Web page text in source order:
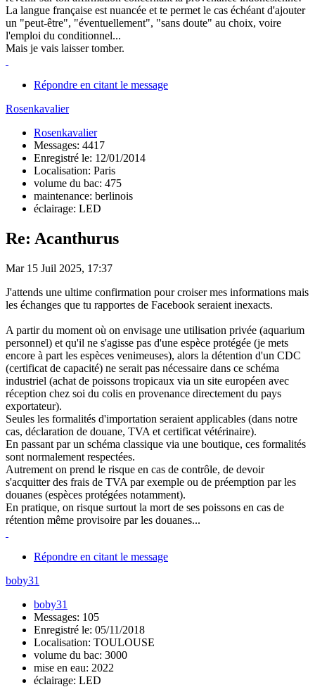
La langue française est nuancée et te permet le cas échéant d'ajouter
un "peut-être", "éventuellement", "sans doute" au choix, voire
l'emploi du conditionnel...
Mais je vais laisser tomber.
Répondre en citant le message
Rosenkavalier
Rosenkavalier
Messages: 4417
Enregistré le: 12/01/2014
Localisation: Paris
volume du bac: 475
maintenance: berlinois
éclairage: LED
Re: Acanthurus
Mar 15 Juil 2025, 17:37
J'attends une ultime confirmation pour croiser mes informations mais
les échanges que tu rapportes de Facebook seraient inexacts.
A partir du moment où on envisage une utilisation privée (aquarium
personnel) et qu'il ne s'agisse pas d'une espèce protégée (je mets
encore à part les espèces venimeuses), alors la détention d'un CDC
(certificat de capacité) ne serait pas nécessaire dans ce schéma
industriel (achat de poissons tropicaux via un site européen avec
réception chez soi du colis en provenance directement du pays
exportateur).
Seules les formalités d'importation seraient applicables (dans notre
cas, déclaration de douane, TVA et certificat vétérinaire).
En passant par un schéma classique via une boutique, ces formalités
sont normalement respectées.
Autrement on prend le risque en cas de contrôle, de devoir
s'acquitter des frais de TVA par exemple ou de préemption par les
douanes (espèces protégées notamment).
En pratique, on risque surtout la mort de ses poissons en cas de
rétention même provisoire par les douanes...
Répondre en citant le message
boby31
boby31
Messages: 105
Enregistré le: 05/11/2018
Localisation: TOULOUSE
volume du bac: 3000
mise en eau: 2022
éclairage: LED